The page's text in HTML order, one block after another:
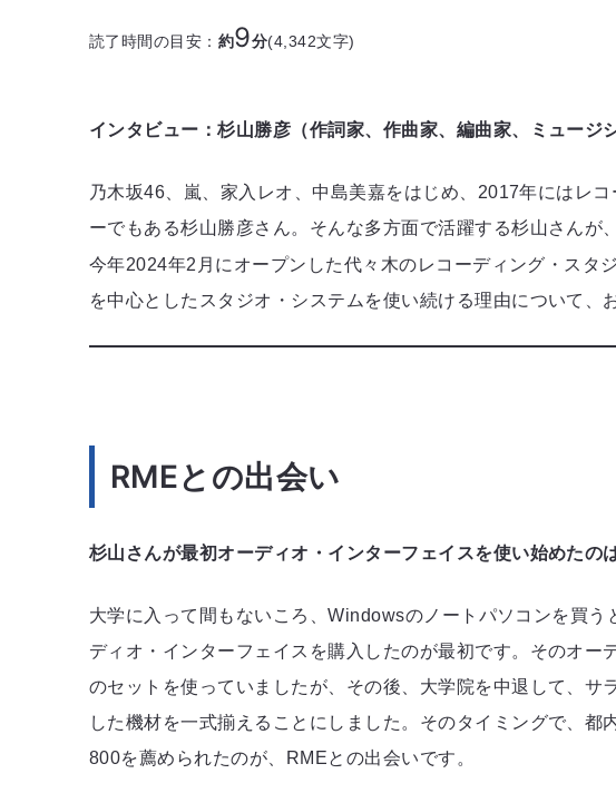
読了時間の目安： 約9分(4,342文字)
インタビュー：杉山勝彦（作詞家、作曲家、編曲家、ミュージ
乃木坂46、嵐、家入レオ、中島美嘉をはじめ、2017年にはレ
ーでもある杉山勝彦さん。そんな多方面で活躍する杉山さん
今年2024年2月にオープンした代々木のレコーディング・スタジ
を中心としたスタジオ・システムを使い続ける理由について、
RMEとの出会い
杉山さんが最初オーディオ・インターフェイスを使い始めたの
大学に入って間もないころ、Windowsのノートパソコンを買
ディオ・インターフェイスを購入したのが最初です。そのオ
のセットを使っていましたが、その後、大学院を中退して、
した機材を一式揃えることにしました。そのタイミングで、
800を薦められたのが、RMEとの出会いです。